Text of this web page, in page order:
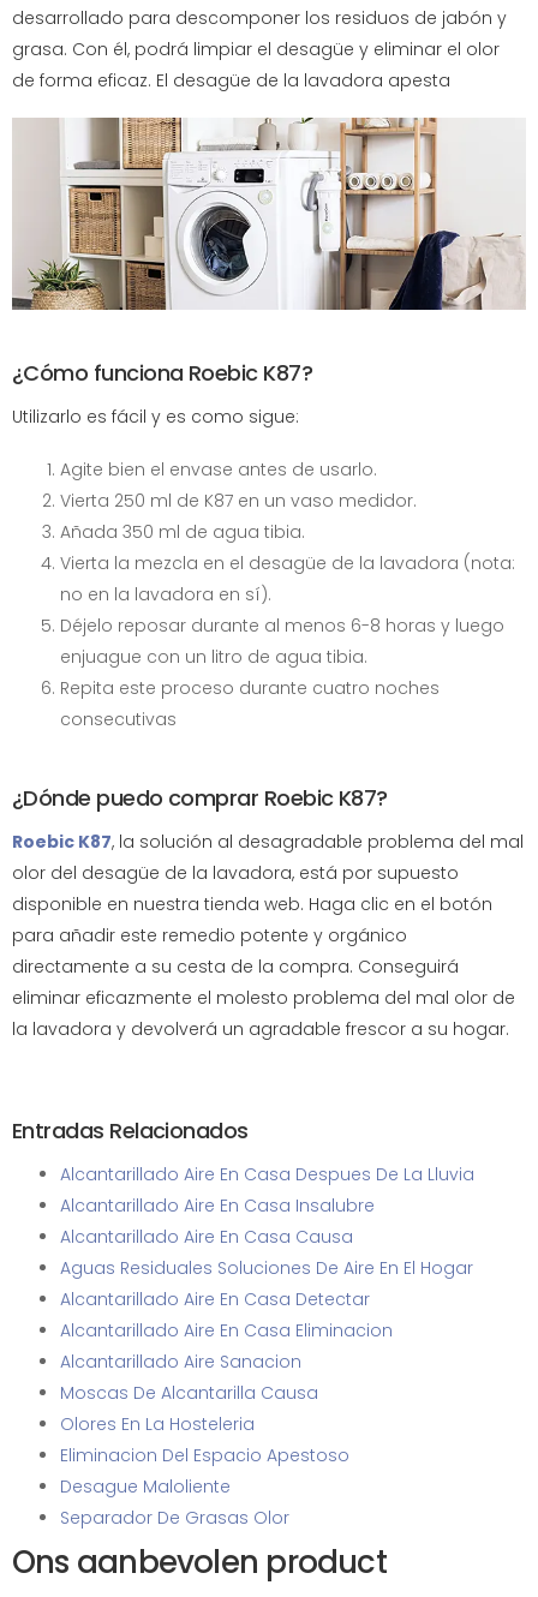
desarrollado para descomponer los residuos de jabón y
grasa. Con él, podrá limpiar el desagüe y eliminar el olor
de forma eficaz. El desagüe de la lavadora apesta
¿Cómo funciona Roebic K87?
Utilizarlo es fácil y es como sigue:
Agite bien el envase antes de usarlo.
Vierta 250 ml de K87 en un vaso medidor.
Añada 350 ml de agua tibia.
Vierta la mezcla en el desagüe de la lavadora (nota:
no en la lavadora en sí).
Déjelo reposar durante al menos 6-8 horas y luego
enjuague con un litro de agua tibia.
Repita este proceso durante cuatro noches
consecutivas
¿Dónde puedo comprar Roebic K87?
Roebic K87, la solución al desagradable problema del mal
olor del desagüe de la lavadora, está por supuesto
disponible en nuestra tienda web. Haga clic en el botón
para añadir este remedio potente y orgánico
directamente a su cesta de la compra. Conseguirá
eliminar eficazmente el molesto problema del mal olor de
la lavadora y devolverá un agradable frescor a su hogar.
Entradas Relacionados
Alcantarillado Aire En Casa Despues De La Lluvia
Alcantarillado Aire En Casa Insalubre
Alcantarillado Aire En Casa Causa
Aguas Residuales Soluciones De Aire En El Hogar
Alcantarillado Aire En Casa Detectar
Alcantarillado Aire En Casa Eliminacion
Alcantarillado Aire Sanacion
Moscas De Alcantarilla Causa
Olores En La Hosteleria
Eliminacion Del Espacio Apestoso
Desague Maloliente
Separador De Grasas Olor
Ons aanbevolen product